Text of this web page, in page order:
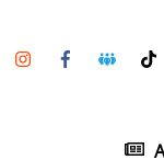
to
InstagramFacebook